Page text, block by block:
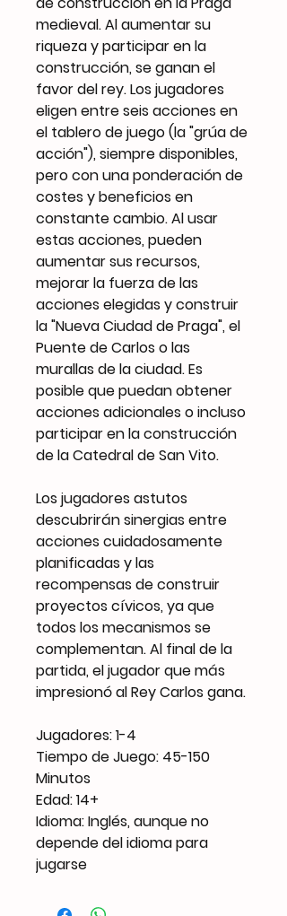
medieval. Al aumentar su
riqueza y participar en la
construcción, se ganan el
favor del rey. Los jugadores
eligen entre seis acciones en
el tablero de juego (la "grúa de
acción"), siempre disponibles,
pero con una ponderación de
costes y beneficios en
constante cambio. Al usar
estas acciones, pueden
aumentar sus recursos,
mejorar la fuerza de las
acciones elegidas y construir
la "Nueva Ciudad de Praga", el
Puente de Carlos o las
murallas de la ciudad. Es
posible que puedan obtener
acciones adicionales o incluso
participar en la construcción
de la Catedral de San Vito.
Los jugadores astutos
descubrirán sinergias entre
acciones cuidadosamente
planificadas y las
recompensas de construir
proyectos cívicos, ya que
todos los mecanismos se
complementan. Al final de la
partida, el jugador que más
impresionó al Rey Carlos gana.
Jugadores: 1-4
Tiempo de Juego: 45-150
Minutos
Edad: 14+
Idioma: Inglés, aunque no
depende del idioma para
jugarse